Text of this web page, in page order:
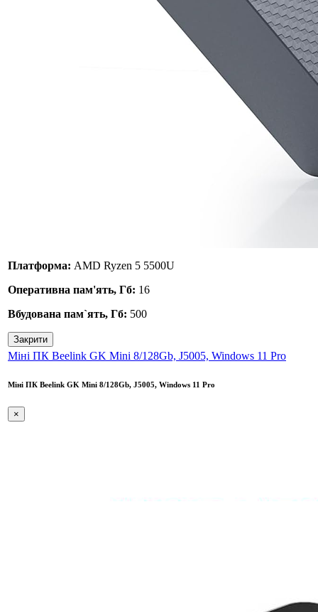
Платформа: AMD Ryzen 5 5500U
Оперативна пам'ять, Гб: 16
Вбудована пам`ять, Гб: 500
Закрити
Міні ПК Beelink GK Mini 8/128Gb, J5005, Windows 11 Pro
Міні ПК Beelink GK Mini 8/128Gb, J5005, Windows 11 Pro
×